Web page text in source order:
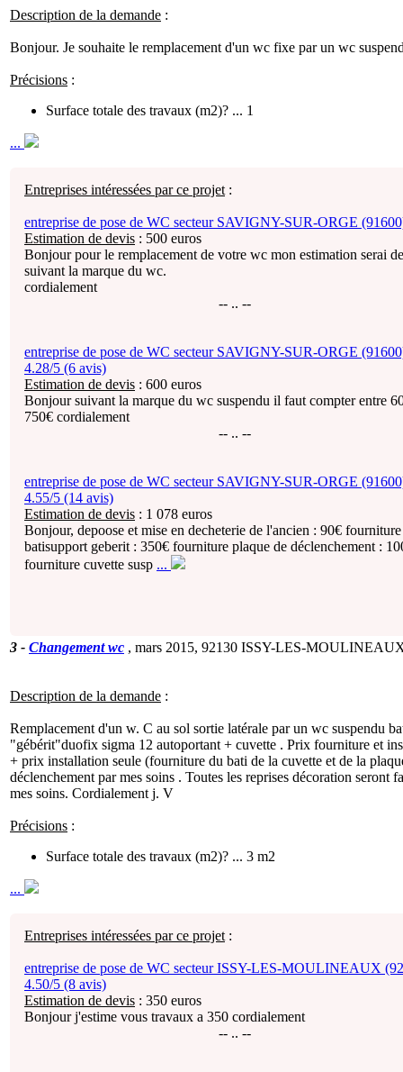
Description de la demande :
Bonjour. Je souhaite le remplacement d'un wc fixe par un wc
Précisions :
Surface totale des travaux (m2)? ... 1
...
Entreprises intéressées par ce projet :
entreprise de pose de WC secteur SAVIGNY-SUR-ORGE
Estimation de devis : 500 euros
Bonjour pour le remplacement de votre wc mon estimation serai
suivant la marque du wc.
cordialement
-- .. --
entreprise de pose de WC secteur SAVIGNY-SUR-ORGE
4.28/5 (6 avis)
Estimation de devis : 600 euros
Bonjour suivant la marque du wc suspendu il faut compter entre
750€ cordialement
-- .. --
entreprise de pose de WC secteur SAVIGNY-SUR-ORGE
4.55/5 (14 avis)
Estimation de devis : 1 078 euros
Bonjour, depoose et mise en decheterie de l'ancien : 90€ fourniture
batisupport geberit : 350€ fourniture plaque de déclenchement :
fourniture cuvette susp ...
3 - Changement wc , mars 2015, 92130 ISSY-LES-
Description de la demande :
Remplacement d'un w. C au sol sortie latérale par un wc suspendu
"gébérit"duofix sigma 12 autoportant + cuvette . Prix fourniture et
+ prix installation seule (fourniture du bati de la cuvette et de la
déclenchement par mes soins . Toutes les reprises décoration seront
mes soins. Cordialement j. V
Précisions :
Surface totale des travaux (m2)? ... 3 m2
...
Entreprises intéressées par ce projet :
entreprise de pose de WC secteur ISSY-LES-MOULINEAUX
4.50/5 (8 avis)
Estimation de devis : 350 euros
Bonjour j'estime vous travaux a 350 cordialement
-- .. --